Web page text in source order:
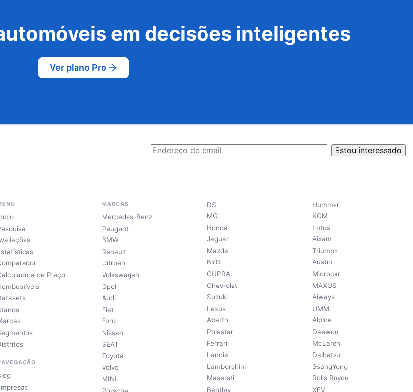
em decisões inteligentes
Ver plano Pro
Estou interessado
de Preço
MARCAS
Mercedes-Benz
Peugeot
BMW
Renault
Citroën
Volkswagen
Opel
Audi
Fiat
Ford
Nissan
SEAT
Toyota
Volvo
MINI
DS
MG
Honda
Jaguar
Mazda
BYD
CUPRA
Chevrolet
Suzuki
Lexus
Abarth
Polestar
Ferrari
Lancia
Lamborghini
Maserati
Bentley
Hummer
KGM
Lotus
Aixam
Triumph
Austin
Microcar
MAXUS
Aiways
UMM
Alpine
Daewoo
McLaren
Daihatsu
SsangYong
Rolls Royce
XEV